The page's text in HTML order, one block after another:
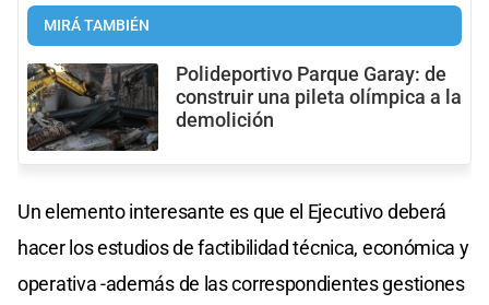
MIRÁ TAMBIÉN
Polideportivo Parque Garay: de
construir una pileta olímpica a la
demolición
Un elemento interesante es que el Ejecutivo deberá
hacer los estudios de factibilidad técnica, económica y
operativa -además de las correspondientes gestiones